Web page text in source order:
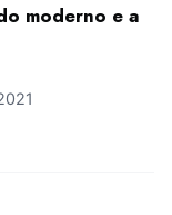
moderno e a